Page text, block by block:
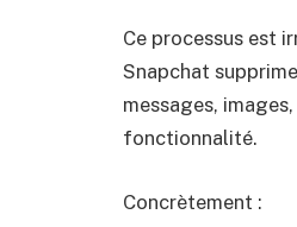
Ce processus est
Snapchat
messages,
fonctionnalité.
Concrètement :